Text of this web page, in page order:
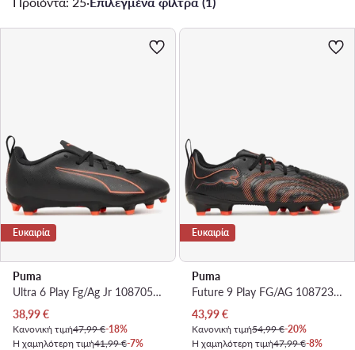
Ευκαιρία
Puma
Ultra 6 Play Fg/Ag Jr 108705 02 · Ποδοσφαιρικά Παπούτσια
Τρέχουσα τιμή
38,99€
Κανονική τιμή47,99 €-18%
Η χαμηλότερη τιμή41,99 €-7%
Ευκαιρία
Puma
Future 9 Play FG/AG 108723 02 · Ποδοσφαιρικά Παπούτσια
Τρέχουσα τιμή
43,99€
Κανονική τιμή54,99 €-20%
Η χαμηλότερη τιμή47,99 €-8%